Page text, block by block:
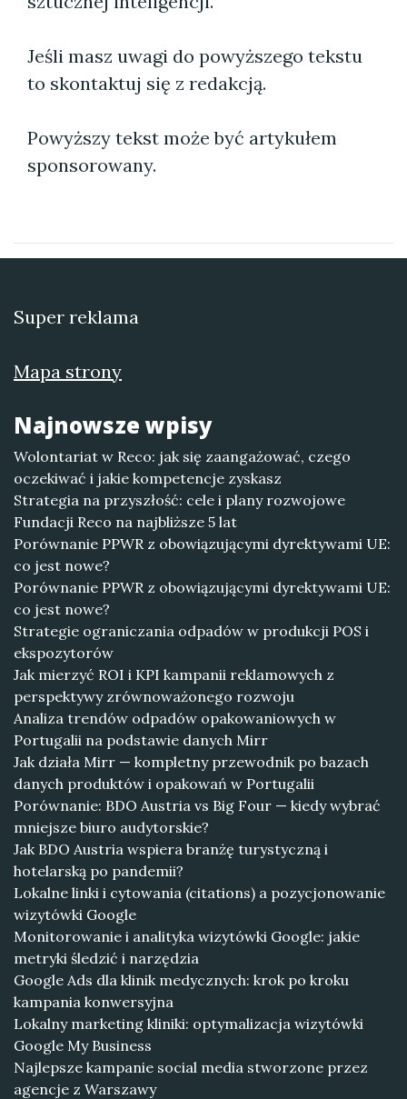
Jeśli masz uwagi do powyższego tekstu
to skontaktuj się z redakcją.
Powyższy tekst może być artykułem
sponsorowany.
Super reklama
Mapa strony
Najnowsze wpisy
Wolontariat w Reco: jak się zaangażować, czego
oczekiwać i jakie kompetencje zyskasz
Strategia na przyszłość: cele i plany rozwojowe
Fundacji Reco na najbliższe 5 lat
Porównanie PPWR z obowiązującymi dyrektywami UE:
co jest nowe?
Porównanie PPWR z obowiązującymi dyrektywami UE:
co jest nowe?
Strategie ograniczania odpadów w produkcji POS i
ekspozytorów
Jak mierzyć ROI i KPI kampanii reklamowych z
perspektywy zrównoważonego rozwoju
Analiza trendów odpadów opakowaniowych w
Portugalii na podstawie danych Mirr
Jak działa Mirr — kompletny przewodnik po bazach
danych produktów i opakowań w Portugalii
Porównanie: BDO Austria vs Big Four — kiedy wybrać
mniejsze biuro audytorskie?
Jak BDO Austria wspiera branżę turystyczną i
hotelarską po pandemii?
Lokalne linki i cytowania (citations) a pozycjonowanie
wizytówki Google
Monitorowanie i analityka wizytówki Google: jakie
metryki śledzić i narzędzia
Google Ads dla klinik medycznych: krok po kroku
kampania konwersyjna
Lokalny marketing kliniki: optymalizacja wizytówki
Google My Business
Najlepsze kampanie social media stworzone przez
agencje z Warszawy